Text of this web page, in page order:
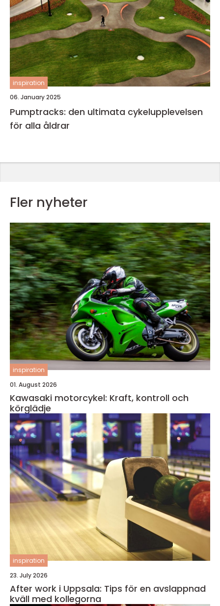
inspiration
06. January 2025
Pumptracks: den ultimata cykelupplevelsen
för alla åldrar
Fler nyheter
inspiration
01. August 2026
Kawasaki motorcykel: Kraft, kontroll och
körglädje
inspiration
23. July 2026
After work i Uppsala: Tips för en avslappnad
kväll med kollegorna